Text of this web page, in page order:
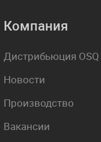
Компания
Дистрибьюция OSQ
Новости
Производство
Вакансии